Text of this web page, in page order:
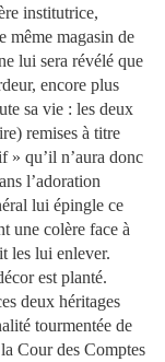
institutrice,
même magasin de
lui sera révélé que
encore plus
sa vie : les deux
remises à titre
» qu’il n’aura donc
l’adoration
lui épingle ce
une colère face à
les lui enlever.
est planté.
deux héritages
tourmentée de
Cour des Comptes